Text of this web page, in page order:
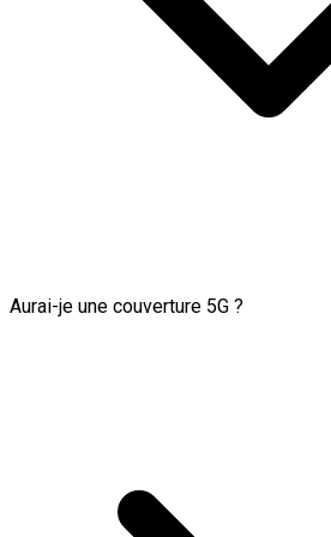
Aurai-je une couverture 5G ?